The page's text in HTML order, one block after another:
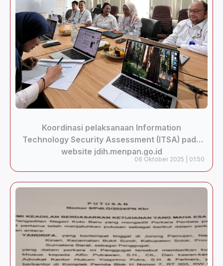
Koordinasi pelaksanaan Information
Technology Security Assessment (ITSA) pada
website jdih.menpan.go.id
06 Oktober 2025 | 01:50